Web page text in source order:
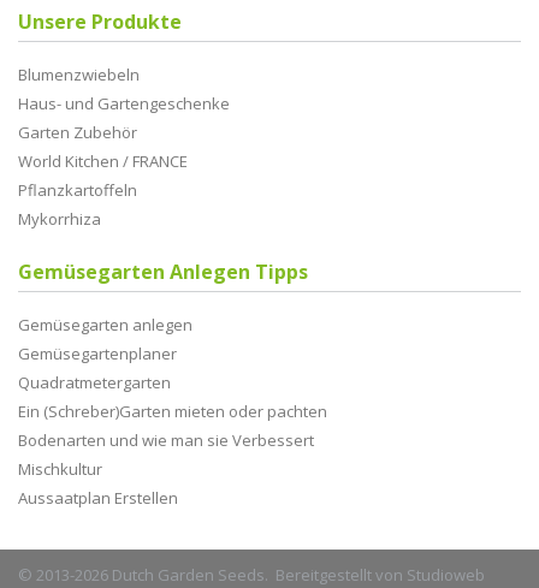
Unsere Produkte
Blumenzwiebeln
Haus- und Gartengeschenke
Garten Zubehör
World Kitchen / FRANCE
Pflanzkartoffeln
Mykorrhiza
Gemüsegarten Anlegen Tipps
Gemüsegarten anlegen
Gemüsegartenplaner
Quadratmetergarten
Ein (Schreber)Garten mieten oder pachten
Bodenarten und wie man sie Verbessert
Mischkultur
Aussaatplan Erstellen
© 2013-2026 Dutch Garden Seeds. Bereitgestellt von Studioweb